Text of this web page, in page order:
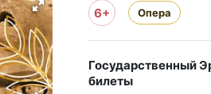
6+ Опера
Государственный
билеты